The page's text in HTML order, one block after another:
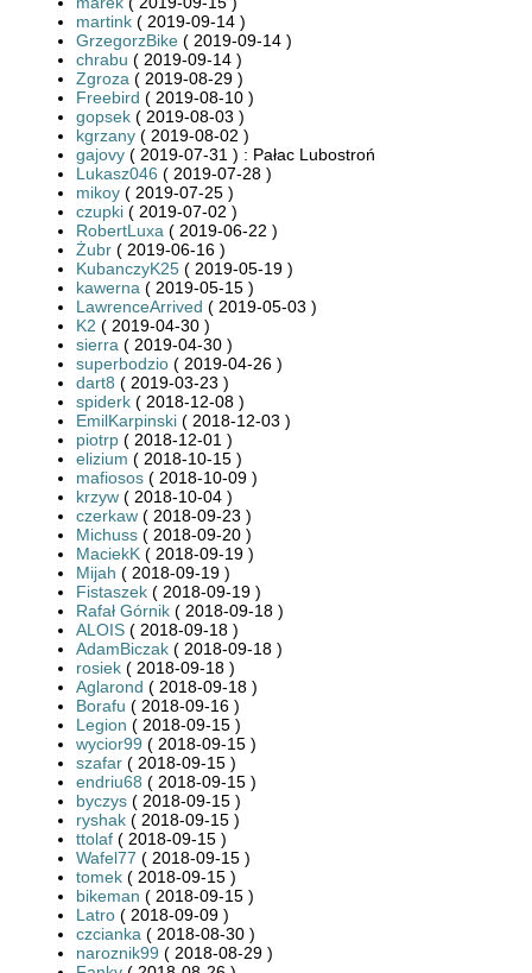
martink ( 2019-09-14 )
GrzegorzBike ( 2019-09-14 )
chrabu ( 2019-09-14 )
Zgroza ( 2019-08-29 )
Freebird ( 2019-08-10 )
gopsek ( 2019-08-03 )
kgrzany ( 2019-08-02 )
gajovy ( 2019-07-31 ) : Pałac Lubostroń
Lukasz046 ( 2019-07-28 )
mikoy ( 2019-07-25 )
czupki ( 2019-07-02 )
RobertLuxa ( 2019-06-22 )
Żubr ( 2019-06-16 )
KubanczyK25 ( 2019-05-19 )
kawerna ( 2019-05-15 )
LawrenceArrived ( 2019-05-03 )
K2 ( 2019-04-30 )
sierra ( 2019-04-30 )
superbodzio ( 2019-04-26 )
dart8 ( 2019-03-23 )
spiderk ( 2018-12-08 )
EmilKarpinski ( 2018-12-03 )
piotrp ( 2018-12-01 )
elizium ( 2018-10-15 )
mafiosos ( 2018-10-09 )
krzyw ( 2018-10-04 )
czerkaw ( 2018-09-23 )
Michuss ( 2018-09-20 )
MaciekK ( 2018-09-19 )
Mijah ( 2018-09-19 )
Fistaszek ( 2018-09-19 )
Rafał Górnik ( 2018-09-18 )
ALOIS ( 2018-09-18 )
AdamBiczak ( 2018-09-18 )
rosiek ( 2018-09-18 )
Aglarond ( 2018-09-18 )
Borafu ( 2018-09-16 )
Legion ( 2018-09-15 )
wycior99 ( 2018-09-15 )
szafar ( 2018-09-15 )
endriu68 ( 2018-09-15 )
byczys ( 2018-09-15 )
ryshak ( 2018-09-15 )
ttolaf ( 2018-09-15 )
Wafel77 ( 2018-09-15 )
tomek ( 2018-09-15 )
bikeman ( 2018-09-15 )
Latro ( 2018-09-09 )
czcianka ( 2018-08-30 )
naroznik99 ( 2018-08-29 )